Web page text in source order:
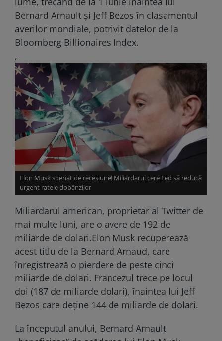
Bernard Arnault şi Jeff Bezos în clasamentul
averilor mondiale, potrivit datelor de la
Bloomberg Billionaires Index.
,
Elon Musk speriat de recesiune! Miliardarul cere Fed să reducă
urgent ratele dobânzilor
Miliardarul american, proprietar al Twitter de
mai multe luni, are o avere de 192 de
miliarde de dolari.Elon Musk recuperează
acest titlu de la Bernard Arnaud, care
înregistrează o pierdere de peste cinci
miliarde de dolari. Francezul trece pe locul
doi (187 de miliarde dolari), înaintea lui Jeff
Bezos care deţine 144 de miliarde de dolari.
La începutul anului, Bernard Arnault